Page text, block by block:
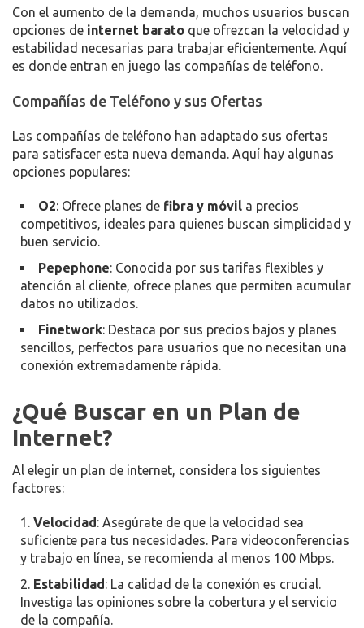
Con el aumento de la demanda, muchos usuarios buscan
opciones de internet barato que ofrezcan la velocidad y
estabilidad necesarias para trabajar eficientemente. Aquí
es donde entran en juego las compañías de teléfono.
Compañías de Teléfono y sus Ofertas
Las compañías de teléfono han adaptado sus ofertas
para satisfacer esta nueva demanda. Aquí hay algunas
opciones populares:
O2: Ofrece planes de fibra y móvil a precios
competitivos, ideales para quienes buscan simplicidad y
buen servicio.
Pepephone: Conocida por sus tarifas flexibles y
atención al cliente, ofrece planes que permiten acumular
datos no utilizados.
Finetwork: Destaca por sus precios bajos y planes
sencillos, perfectos para usuarios que no necesitan una
conexión extremadamente rápida.
¿Qué Buscar en un Plan de
Internet?
Al elegir un plan de internet, considera los siguientes
factores:
Velocidad: Asegúrate de que la velocidad sea
suficiente para tus necesidades. Para videoconferencias
y trabajo en línea, se recomienda al menos 100 Mbps.
Estabilidad: La calidad de la conexión es crucial.
Investiga las opiniones sobre la cobertura y el servicio
de la compañía.